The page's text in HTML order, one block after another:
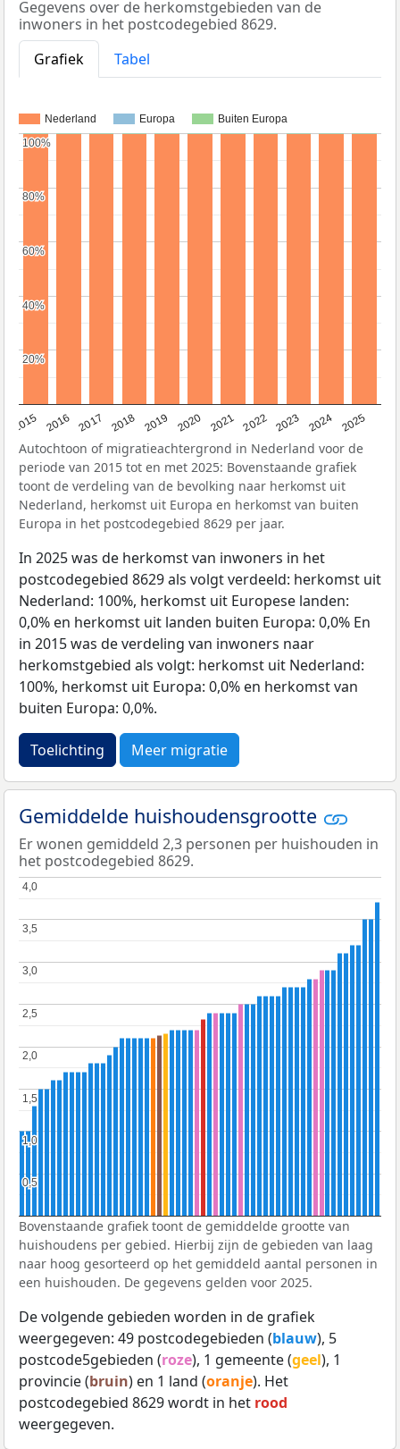
Gegevens over de herkomstgebieden van de
inwoners in het postcodegebied 8629.
Grafiek
Tabel
Nederland Europa Buiten Europa
2015 2016 2017 2018 2019 2020 2021 2022 2023 2024 2025
20%
20%
40%
40%
60%
60%
80%
80%
100%
100%
Autochtoon of migratieachtergrond in Nederland voor de
periode van 2015 tot en met 2025: Bovenstaande grafiek
toont de verdeling van de bevolking naar herkomst uit
Nederland, herkomst uit Europa en herkomst van buiten
Europa in het postcodegebied 8629 per jaar.
In 2025 was de herkomst van inwoners in het
postcodegebied 8629 als volgt verdeeld: herkomst uit
Nederland: 100%, herkomst uit Europese landen:
0,0% en herkomst uit landen buiten Europa: 0,0% En
in 2015 was de verdeling van inwoners naar
herkomstgebied als volgt: herkomst uit Nederland:
100%, herkomst uit Europa: 0,0% en herkomst van
buiten Europa: 0,0%.
Toelichting Meer migratie
Gemiddelde huishoudensgrootte
Er wonen gemiddeld 2,3 personen per huishouden in
het postcodegebied 8629.
0,5
0,5
1,0
1,0
1,5
1,5
2,0
2,0
2,5
2,5
3,0
3,0
3,5
3,5
4,0
4,0
Bovenstaande grafiek toont de gemiddelde grootte van
huishoudens per gebied. Hierbij zijn de gebieden van laag
naar hoog gesorteerd op het gemiddeld aantal personen in
een huishouden. De gegevens gelden voor 2025.
De volgende gebieden worden in de grafiek
weergegeven: 49 postcodegebieden (blauw), 5
postcode5gebieden (roze), 1 gemeente (geel), 1
provincie (bruin) en 1 land (oranje). Het
postcodegebied 8629 wordt in het rood
weergegeven.